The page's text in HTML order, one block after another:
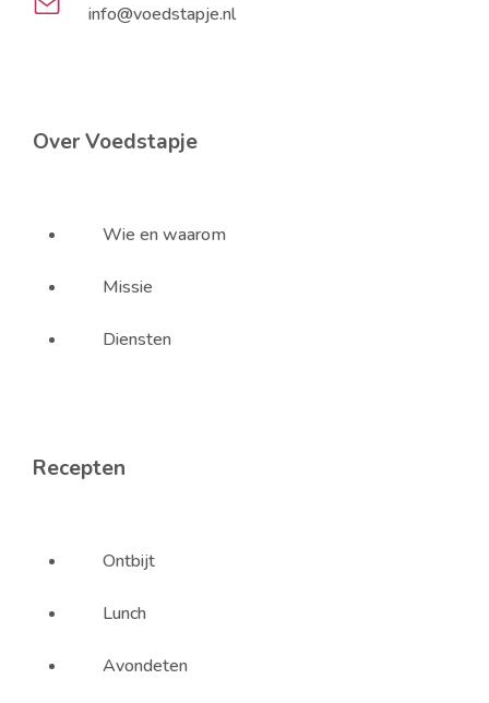
info@voedstapje.nl
Over Voedstapje
Wie en waarom
Missie
Diensten
Recepten
Ontbijt
Lunch
Avondeten